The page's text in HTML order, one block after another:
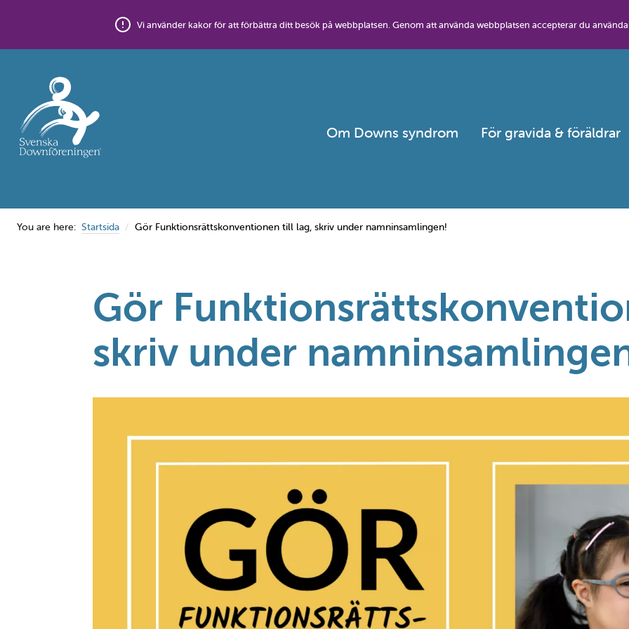
Vi använder kakor för att förbättra ditt besök på webbplatsen. Genom att använda webbplatsen accepterar du
Om Downs syndrom För gravida & föräldrar
You are here: Startsida Gör Funktionsrättskonventionen till lag, skriv under namninsamlingen!
Gör
skriv under